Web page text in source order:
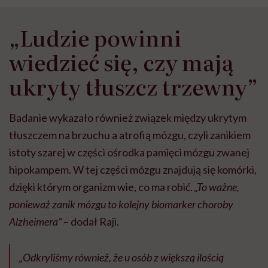
„Ludzie powinni
wiedzieć się, czy mają
ukryty tłuszcz trzewny”
Badanie wykazało również związek między ukrytym
tłuszczem na brzuchu a atrofią mózgu, czyli zanikiem
istoty szarej w części ośrodka pamięci mózgu zwanej
hipokampem. W tej części mózgu znajdują się komórki,
dzięki którym organizm wie, co ma robić.„To ważne,
ponieważ zanik mózgu to kolejny biomarker choroby
Alzheimera”– dodał Raji.
„Odkryliśmy również, że u osób z większą ilością